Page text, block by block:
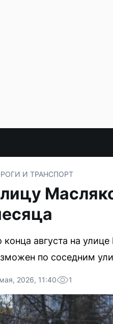
И ТРАНСПОРТ
конца августа на
по соседним
2026, 11:40 1